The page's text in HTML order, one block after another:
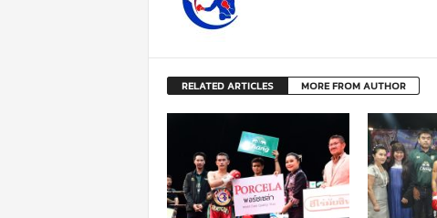
RELATED ARTICLES MORE FROM AUTHOR